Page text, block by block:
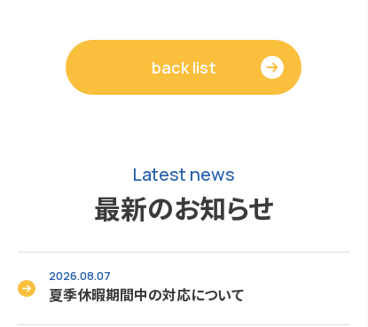
back list
Latest news
最新のお知らせ
2026.08.07
夏季休暇期間中の対応について